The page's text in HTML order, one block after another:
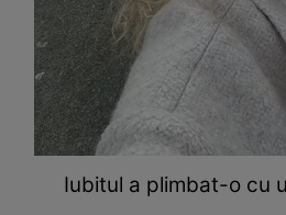
Iubitul a plimbat-o cu